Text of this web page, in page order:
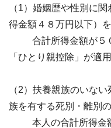
（1）婚姻歴や性別に
得金額４８万円以下）
合計所得金額が５０
「ひとり親控除」が適
（2）扶養親族のいな
族を有する死別・離別
本人の合計所得金額